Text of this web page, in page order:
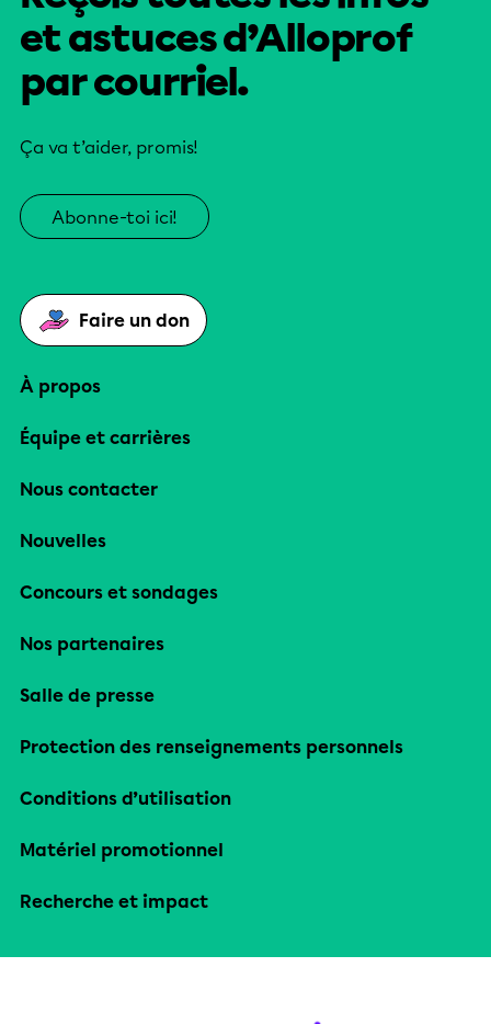
et astuces d’Alloprof
par courriel.
Ça va t’aider, promis!
Abonne-toi ici!
Faire un don
À propos
Équipe et carrières
Nous contacter
Nouvelles
Concours et sondages
Nos partenaires
Salle de presse
Protection des renseignements personnels
Conditions d’utilisation
Matériel promotionnel
Recherche et impact